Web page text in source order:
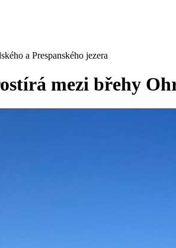
a Prespanského jezera
mezi břehy